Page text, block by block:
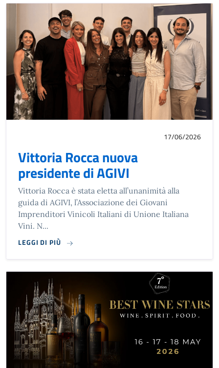
17/06/2026
Vittoria Rocca nuova
presidente di AGIVI
Vittoria Rocca è stata eletta all’unanimità alla
guida di AGIVI, l’Associazione dei Giovani
Imprenditori Vinicoli Italiani di Unione Italiana
Vini. N...
LEGGI DI PIÙ